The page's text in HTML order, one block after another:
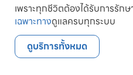
เพราะทุกชีวิตต้องได้รับการรักษ
เฉพาะทางดูแลครบทุกระบบ
ดูบริการทั้งหมด